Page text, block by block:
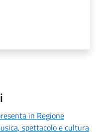
in Regione
spettacolo e cultura